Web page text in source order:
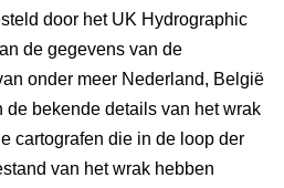
door het UK Hydrographic
de gegevens van de
onder meer Nederland, België
de bekende details van het wrak
cartografen die in de loop der
van het wrak hebben